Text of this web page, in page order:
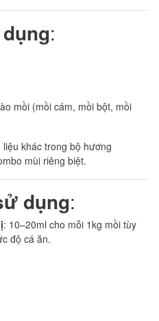
:
mồi (mồi cám, mồi bột, mồi
khác trong bộ hương
mùi riêng biệt.
dụng:
: 10–20ml cho mỗi 1kg mồi tùy
độ cá ăn.